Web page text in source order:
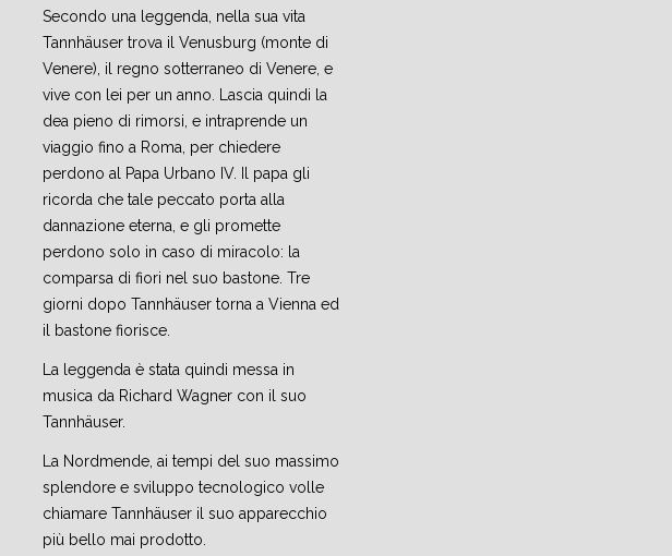
Secondo una leggenda, nella sua vita
Tannhäuser trova il Venusburg (monte di
Venere), il regno sotterraneo di Venere, e
vive con lei per un anno. Lascia quindi la
dea pieno di rimorsi, e intraprende un
viaggio fino a Roma, per chiedere
perdono al Papa Urbano IV. Il papa gli
ricorda che tale peccato porta alla
dannazione eterna, e gli promette
perdono solo in caso di miracolo: la
comparsa di fiori nel suo bastone. Tre
giorni dopo Tannhäuser torna a Vienna ed
il bastone fiorisce.
La leggenda è stata quindi messa in
musica da Richard Wagner con il suo
Tannhäuser.
La Nordmende, ai tempi del suo massimo
splendore e sviluppo tecnologico volle
chiamare Tannhäuser il suo apparecchio
più bello mai prodotto.